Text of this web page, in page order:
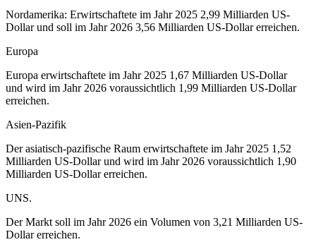
Nordamerika: Erwirtschaftete im Jahr 2025 2,99 Milliarden US-
Dollar und soll im Jahr 2026 3,56 Milliarden US-Dollar erreichen.
Europa
Europa erwirtschaftete im Jahr 2025 1,67 Milliarden US-Dollar
und wird im Jahr 2026 voraussichtlich 1,99 Milliarden US-Dollar
erreichen.
Asien-Pazifik
Der asiatisch-pazifische Raum erwirtschaftete im Jahr 2025 1,52
Milliarden US-Dollar und wird im Jahr 2026 voraussichtlich 1,90
Milliarden US-Dollar erreichen.
UNS.
Der Markt soll im Jahr 2026 ein Volumen von 3,21 Milliarden US-
Dollar erreichen.